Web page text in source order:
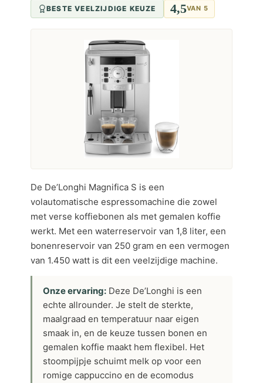
BESTE VEELZIJDIGE KEUZE 4,5VAN 5
De De’Longhi Magnifica S is een
volautomatische espressomachine die zowel
met verse koffiebonen als met gemalen koffie
werkt. Met een waterreservoir van 1,8 liter, een
bonenreservoir van 250 gram en een vermogen
van 1.450 watt is dit een veelzijdige machine.
Onze ervaring: Deze De’Longhi is een
echte allrounder. Je stelt de sterkte,
maalgraad en temperatuur naar eigen
smaak in, en de keuze tussen bonen en
gemalen koffie maakt hem flexibel. Het
stoompijpje schuimt melk op voor een
romige cappuccino en de ecomodus